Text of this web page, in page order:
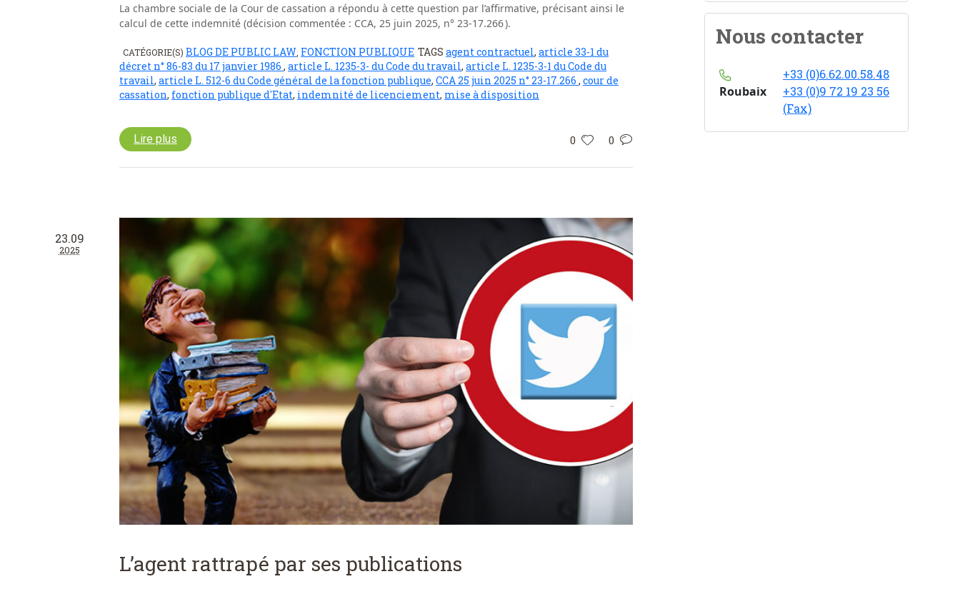
La chambre sociale de la Cour de cassation a répondu à cette question par l’affirmative, précisant ainsi le
calcul de cette indemnité (décision commentée : CCA, 25 juin 2025, n° 23-17.266 ).
CATÉGORIE(S) BLOG DE PUBLIC LAW FONCTION PUBLIQUE TAGS agent contractuel, article 33-1 du
décret n° 86-83 du 17 janvier 1986 , article L. 1235-3- du Code du travail, article L. 1235-3-1 du Code du
travail, article L. 512-6 du Code général de la fonction publique, CCA 25 juin 2025 n° 23-17.266 , cour de
cassation, fonction publique d'Etat, indemnité de licenciement, mise à disposition
0 0
Lire plus
23.09
2025
L’agent rattrapé par ses publications
Nous contacter
Roubaix
+33 (0)6.62.00.58.48
+33 (0)9 72 19 23 56
(Fax)